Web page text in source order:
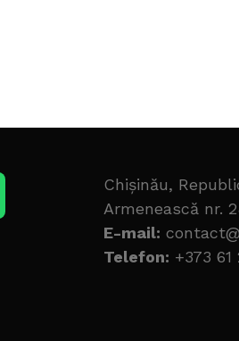
Chișinău,
Armenească nr.
E-mail:
Telefon: +373